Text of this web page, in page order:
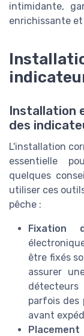
intimidante,
enrichissante
Installation
des
L'installation
essentielle
quelques
utiliser ces
pêche :
Fixation
être fixés
assurer
détecteurs
parfois des
avant